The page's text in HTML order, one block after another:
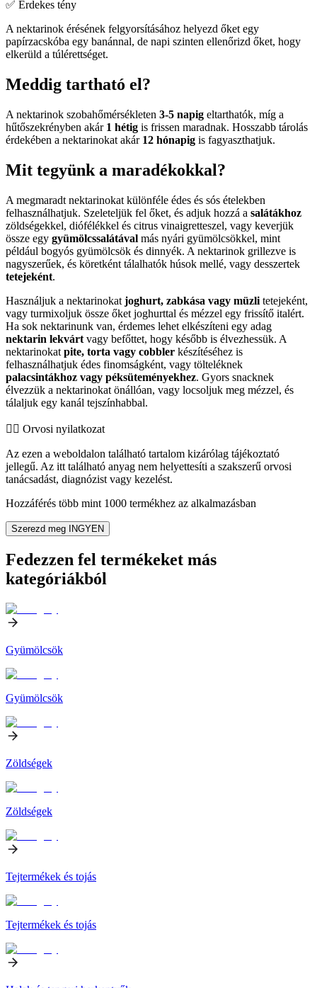
✅ Érdekes tény
A nektarinok érésének felgyorsításához helyezd őket egy
papírzacskóba egy banánnal, de napi szinten ellenőrizd őket, hogy
elkerüld a túlérettséget.
Meddig tartható el?
A nektarinok szobahőmérsékleten 3-5 napig eltarthatók, míg a
hűtőszekrényben akár 1 hétig is frissen maradnak. Hosszabb tárolás
érdekében a nektarinokat akár 12 hónapig is fagyaszthatjuk.
Mit tegyünk a maradékokkal?
A megmaradt nektarinokat különféle édes és sós ételekben
felhasználhatjuk. Szeleteljük fel őket, és adjuk hozzá a salátákhoz
zöldségekkel, diófélékkel és citrus vinaigretteszel, vagy keverjük
össze egy gyümölcssalátával más nyári gyümölcsökkel, mint
például bogyós gyümölcsök és dinnyék. A nektarinok grillezve is
nagyszerűek, és köretként tálalhatók húsok mellé, vagy desszertek
tetejeként.
Használjuk a nektarinokat joghurt, zabkása vagy müzli tetejeként,
vagy turmixoljuk össze őket joghurttal és mézzel egy frissítő italért.
Ha sok nektarinunk van, érdemes lehet elkészíteni egy adag
nektarin lekvárt vagy befőttet, hogy később is élvezhessük. A
nektarinokat pite, torta vagy cobbler készítéséhez is
felhasználhatjuk édes finomságként, vagy tölteléknek
palacsintákhoz vagy péksüteményekhez. Gyors snacknek
élvezzük a nektarinokat önállóan, vagy locsoljuk meg mézzel, és
tálaljuk egy kanál tejszínhabbal.
👨‍⚕️️ Orvosi nyilatkozat
Az ezen a weboldalon található tartalom kizárólag tájékoztató
jellegű. Az itt található anyag nem helyettesíti a szakszerű orvosi
tanácsadást, diagnózist vagy kezelést.
Hozzáférés több mint 1000 termékhez az alkalmazásban
Szerezd meg INGYEN
Fedezzen fel termékeket más
kategóriákból
Gyümölcsök
Gyümölcsök
Zöldségek
Zöldségek
Tejtermékek és tojás
Tejtermékek és tojás